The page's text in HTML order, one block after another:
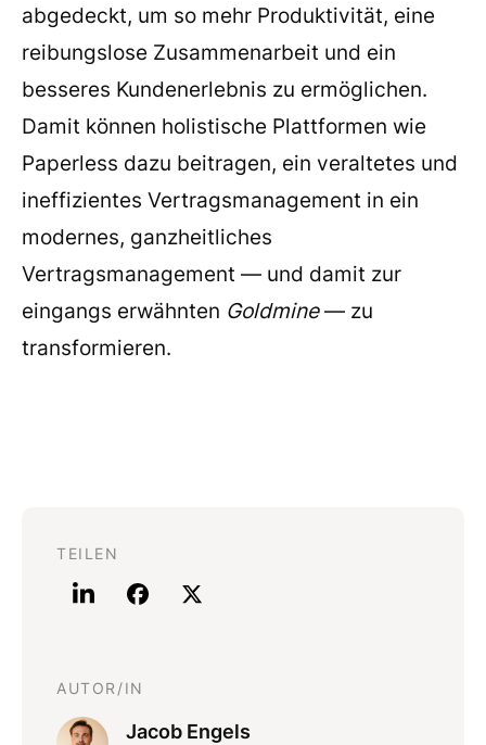
TEILEN
AUTOR/IN
Jacob Engels
abgedeckt, um so mehr Produktivität, eine
reibungslose Zusammenarbeit und ein
besseres Kundenerlebnis zu ermöglichen.
Damit können holistische Plattformen wie
Paperless dazu beitragen, ein veraltetes und
ineffizientes Vertragsmanagement in ein
modernes, ganzheitliches
Vertragsmanagement — und damit zur
eingangs erwähnten Goldmine— zu
transformieren.